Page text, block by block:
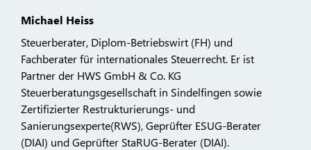
Michael Heiss
Steuerberater, Diplom-Betriebswirt (FH) und
Fachberater für internationales Steuerrecht. Er ist
Partner der HWS GmbH & Co. KG
Steuerberatungsgesellschaft in Sindelfingen sowie
Zertifizierter Restrukturierungs- und
Sanierungsexperte(RWS), Geprüfter ESUG-Berater
(DIAI) und Geprüfter StaRUG-Berater (DIAI).